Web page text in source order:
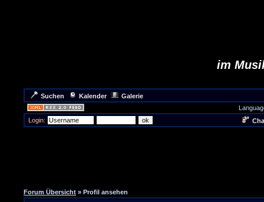
im
Suchen Kalender
Galerie
Login:
Forum Übersicht » Profil ansehen